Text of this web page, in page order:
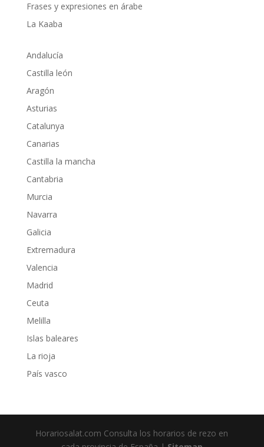
Frases y expresiones en árabe
La Kaaba
Andalucía
Castilla león
Aragón
Asturias
Catalunya
Canarias
Castilla la mancha
Cantabria
Murcia
Navarra
Galicia
Extremadura
Valencia
Madrid
Ceuta
Melilla
Islas baleares
La rioja
País vasco
Horariosalat.com Consulta los horarios de rezo en